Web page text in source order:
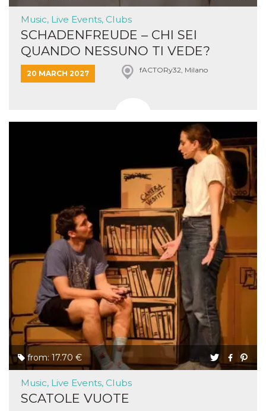
Music, Live Events, Clubs
SCHADENFREUDE – CHI SEI
QUANDO NESSUNO TI VEDE?
20 MARCH 2027 fACTORy32, Milano
from: 17.70 €
Music, Live Events, Clubs
SCATOLE VUOTE